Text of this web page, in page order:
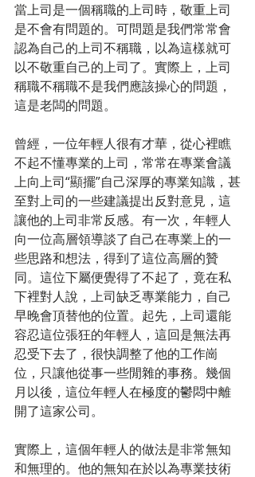
當上司是一個稱職的上司時，敬重上司
是不會有問題的。可問題是我們常常會
認為自己的上司不稱職，以為這樣就可
以不敬重自己的上司了。實際上，上司
稱職不稱職不是我們應該操心的問題，
這是老闆的問題。
曾經，一位年輕人很有才華，從心裡瞧
不起不懂專業的上司，常常在專業會議
上向上司“顯擺”自己深厚的專業知識，甚
至對上司的一些建議提出反對意見，這
讓他的上司非常反感。有一次，年輕人
向一位高層領導談了自己在專業上的一
些思路和想法，得到了這位高層的贊
同。這位下屬便覺得了不起了，竟在私
下裡對人說，上司缺乏專業能力，自己
早晚會頂替他的位置。起先，上司還能
容忍這位張狂的年輕人，這回是無法再
忍受下去了，很快調整了他的工作崗
位，只讓他從事一些閒雜的事務。幾個
月以後，這位年輕人在極度的鬱悶中離
開了這家公司。
實際上，這個年輕人的做法是非常無知
和無理的。他的無知在於以為專業技術